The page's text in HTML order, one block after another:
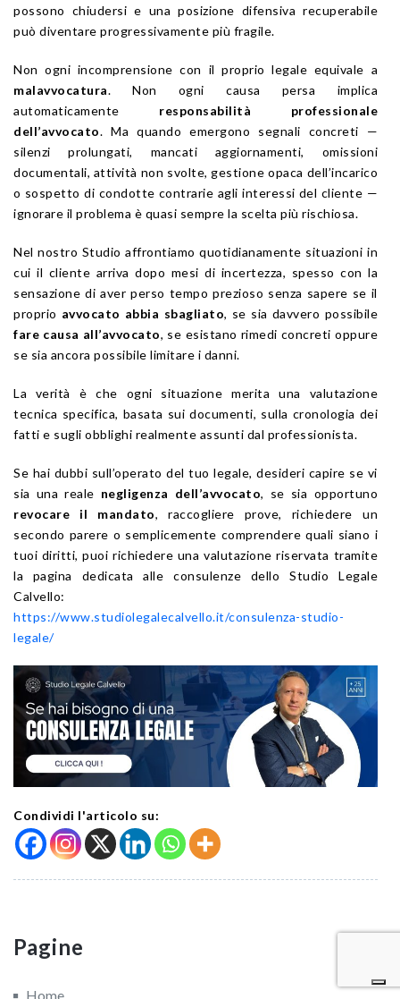
possono chiudersi e una posizione difensiva recuperabile
può diventare progressivamente più fragile.
Non ogni incomprensione con il proprio legale equivale a
malavvocatura. Non ogni causa persa implica
automaticamente responsabilità professionale
dell’avvocato. Ma quando emergono segnali concreti —
silenzi prolungati, mancati aggiornamenti, omissioni
documentali, attività non svolte, gestione opaca dell’incarico
o sospetto di condotte contrarie agli interessi del cliente —
ignorare il problema è quasi sempre la scelta più rischiosa.
Nel nostro Studio affrontiamo quotidianamente situazioni in
cui il cliente arriva dopo mesi di incertezza, spesso con la
sensazione di aver perso tempo prezioso senza sapere se il
proprio avvocato abbia sbagliato, se sia davvero possibile
fare causa all’avvocato, se esistano rimedi concreti oppure
se sia ancora possibile limitare i danni.
La verità è che ogni situazione merita una valutazione
tecnica specifica, basata sui documenti, sulla cronologia dei
fatti e sugli obblighi realmente assunti dal professionista.
Se hai dubbi sull’operato del tuo legale, desideri capire se vi
sia una reale negligenza dell’avvocato, se sia opportuno
revocare il mandato, raccogliere prove, richiedere un
secondo parere o semplicemente comprendere quali siano i
tuoi diritti, puoi richiedere una valutazione riservata tramite
la pagina dedicata alle consulenze dello Studio Legale
Calvello:
https://www.studiolegalecalvello.it/consulenza-studio-
legale/
Condividi l'articolo su:
Pagine
Home